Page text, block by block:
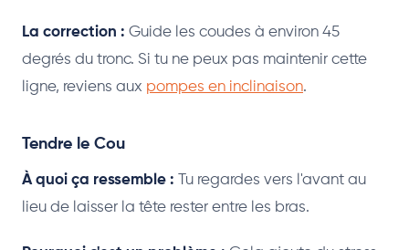
La correction : Guide les coudes à environ 45
degrés du tronc. Si tu ne peux pas maintenir cette
ligne, reviens aux pompes en inclinaison.
Tendre le Cou
À quoi ça ressemble : Tu regardes vers l'avant au
lieu de laisser la tête rester entre les bras.